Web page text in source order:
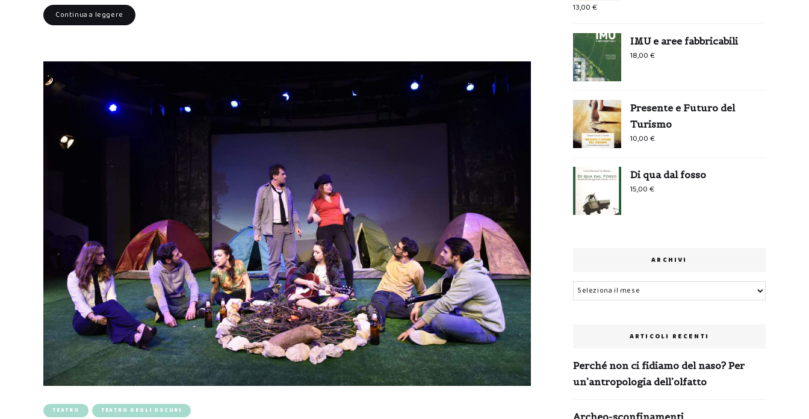
Continua a leggere
TEATRO TEATRO DEGLI OSCURI
13,00€
IMU e aree fabbricabili
18,00€
Presente e Futuro del
Turismo
10,00€
Di qua dal fosso
15,00€
ARCHIVI
Archivi
ARTICOLI RECENTI
Perché non ci fidiamo del naso? Per
un’antropologia dell’olfatto
Archeo-sconfinamenti